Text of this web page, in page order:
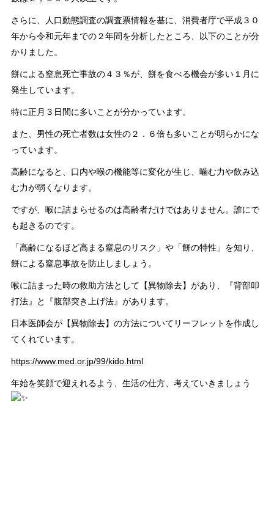
さらに、人口動態調査の調査票情報を基に、消費者庁で平成３０
年から令和元年までの２年間を分析したところ、以下のことが分
かりました。
餅による窒息死亡事故の４３％が、餅を食べる機会が多い１月に
発生しています。
特に正月３日間に多いことが分かっています。
また、男性の死亡者数は女性の２．６倍も多いことが明らかにな
っています。
高齢になると、口内や喉の機能等に変化が生じ、噛む力や飲み込
む力が弱くなります。
ですが、喉に詰まらせるのは高齢者だけではありません。誰にで
も起きるのです。
「高齢になるほど高まる窒息のリスク」や「餅の特性」を知り、
餅による窒息事故を防止しましょう。
喉に詰まった時の救助方法として【異物除去】があり、『背部叩
打法』と『腹部突き上げ法』があります。
日本医師会が【異物除去】の方法についてリーフレットを作成し
てくれています。
https://www.med.or.jp/99/kido.html
年始を笑顔で迎えれるよう、生活の仕方、考えていきましょう